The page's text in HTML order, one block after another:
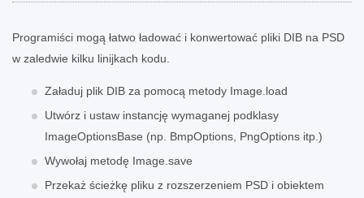
Programiści mogą łatwo ładować i konwertować pliki DIB na PSD
w zaledwie kilku linijkach kodu.
Załaduj plik DIB za pomocą metody Image.load
Utwórz i ustaw instancję wymaganej podklasy
ImageOptionsBase (np. BmpOptions, PngOptions itp.)
Wywołaj metodę Image.save
Przekaż ścieżkę pliku z rozszerzeniem PSD i obiektem